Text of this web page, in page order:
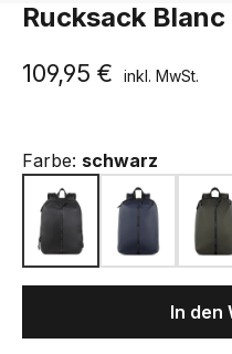
Rucksack
109,95 € inkl. MwSt.
Farbe: schwarz
In den